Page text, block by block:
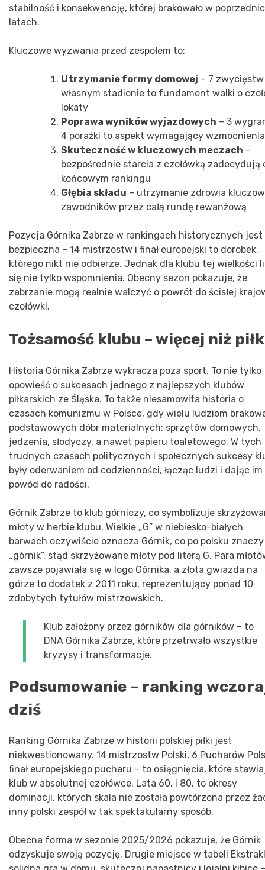
stabilność i konsekwencję, której brakowało w
latach.
Kluczowe wyzwania przed zespołem to:
Utrzymanie formy domowej – 7
własnym stadionie to fundament walki o
lokaty
Poprawa wyników wyjazdowych – 3
4 porażki to aspekt wymagający wzmocnienia
Skuteczność w kluczowych meczach –
bezpośrednie starcia z czołówką zadecydują
końcowym rankingu
Głębia składu – utrzymanie zdrowia
zawodników przez całą rundę rewanżową
Pozycja Górnika Zabrze w rankingach historycznych jest
bezpieczna – 14 mistrzostw i finał europejski to dorobek,
którego nikt nie odbierze. Jednak dla klubu tej wielkości
się nie tylko wspomnienia. Obecny sezon pokazuje, że
zabrzanie mogą realnie walczyć o powrót do ścisłej
czołówki.
Tożsamość klubu – więcej niż
Historia Górnika Zabrze wykracza poza sport. To nie tylko
opowieść o sukcesach jednego z najlepszych klubów
piłkarskich ze Śląska. To także niesamowita historia o
czasach komunizmu w Polsce, gdy wielu ludziom
podstawowych dóbr materialnych: sprzętów domowych,
jedzenia, słodyczy, a nawet papieru toaletowego. W tych
trudnych czasach politycznych i społecznych sukcesy
były oderwaniem od codzienności, łącząc ludzi i dając im
powód do radości.
Górnik Zabrze to klub górniczy, co symbolizuje
młoty w herbie klubu. Wielkie „G” w niebiesko-białych
barwach oczywiście oznacza Górnik, co po polsku znaczy
„górnik”, stąd skrzyżowane młoty pod literą G. Para
zawsze pojawiała się w logo Górnika, a złota gwiazda na
górze to dodatek z 2011 roku, reprezentujący ponad 10
zdobytych tytułów mistrzowskich.
Klub założony przez górników dla górników – to
DNA Górnika Zabrze, które przetrwało wszystkie
kryzysy i transformacje.
Podsumowanie – ranking
dziś
Ranking Górnika Zabrze w historii polskiej piłki jest
niekwestionowany. 14 mistrzostw Polski, 6 Pucharów
finał europejskiego pucharu – to osiągnięcia, które
klub w absolutnej czołówce. Lata 60. i 80. to okresy
dominacji, których skala nie została powtórzona przez
inny polski zespół w tak spektakularny sposób.
Obecna forma w sezonie 2025/2026 pokazuje, że Górnik
odzyskuje swoją pozycję. Drugie miejsce w tabeli